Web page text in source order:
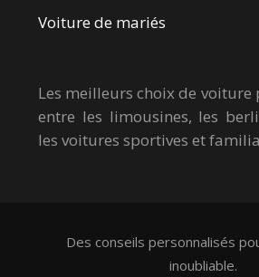
Voiture de mariés
Les meilleurs choix de voiture
entre les limousines, les
les voitures sportives et
Des conseils personnalisés
inoubliable.